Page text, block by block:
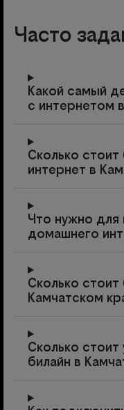
Часто
Какой самый
с интернетом
Сколько
интернет в
Что нужно для
домашнего
Сколько стоит
Камчатском
Сколько стоит
билайн в